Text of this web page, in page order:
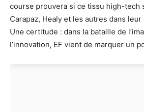
course prouvera si ce tissu high-tech
Carapaz, Healy et les autres dans
Une certitude : dans la bataille de
l’innovation, EF vient de marquer un